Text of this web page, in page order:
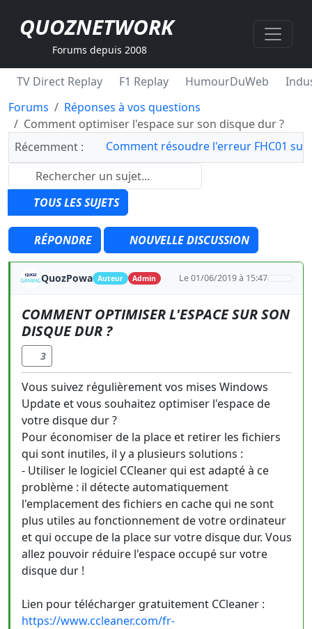
QUOZNETWORK
Forums depuis 2008
TV Direct Replay F1 Replay HumourDuWeb
Forums
Réponses à vos questions
Comment optimiser l'espace sur son disque dur ?
Récemment :
Comment résoudre l'erreur FHC01 sur
TOUS LES SUJETS
RÉPONDRE NOUVELLE DISCUSSION
QuozPowa Auteur Admin Le 01/06/2019 à 15:47
COMMENT OPTIMISER L'ESPACE SUR SON
DISQUE DUR ?
3
Vous suivez régulièrement vos mises Windows
Update et vous souhaitez optimiser l'espace de
votre disque dur ?
Pour économiser de la place et retirer les fichiers
qui sont inutiles, il y a plusieurs solutions :
- Utiliser le logiciel CCleaner qui est adapté à ce
problème : il détecte automatiquement
l'emplacement des fichiers en cache qui ne sont
plus utiles au fonctionnement de votre ordinateur
et qui occupe de la place sur votre disque dur. Vous
allez pouvoir réduire l'espace occupé sur votre
disque dur !
Lien pour télécharger gratuitement CCleaner :
https://www.ccleaner.com/fr-